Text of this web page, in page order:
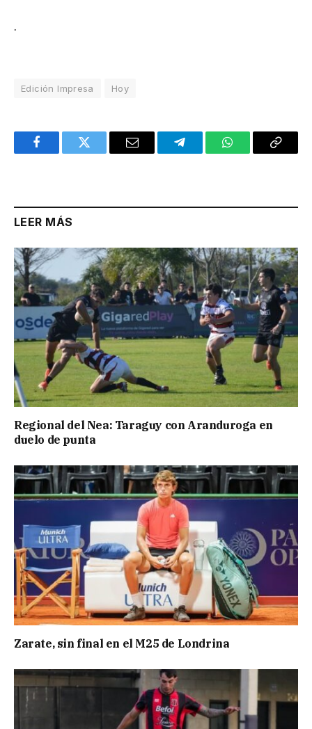
.
Edición Impresa Hoy
FacebookTwitter Email TelegramWhatsAppCopy
LEER MÁS
Regional del Nea: Taraguy con Aranduroga en
duelo de punta
Zarate, sin final en el M25 de Londrina